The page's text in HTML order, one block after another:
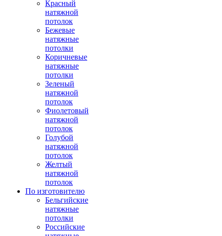
Красный
натяжной
потолок
Бежевые
натяжные
потолки
Коричневые
натяжные
потолки
Зеленый
натяжной
потолок
Фиолетовый
натяжной
потолок
Голубой
натяжной
потолок
Желтый
натяжной
потолок
По изготовителю
Бельгийские
натяжные
потолки
Российские